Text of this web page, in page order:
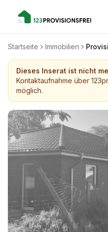
Startseite Immobilien
Dieses Inserat ist nicht
Kontaktaufnahme über
möglich.